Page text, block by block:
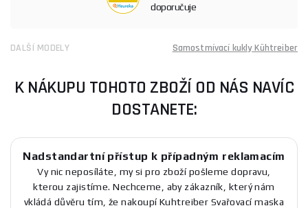
doporučuje
DALŠÍ MODELY Samostmívací kukly Kühtreiber
K NÁKUPU TOHOTO ZBOŽÍ OD NÁS NAVÍC
DOSTANETE:
Nadstandartní přístup k případným reklamacím
Vy nic neposíláte, my si pro zboží pošleme dopravu,
kterou zajistíme. Nechceme, aby zákazník, který nám
vkládá důvěru tím, že nakoupí Kuhtreiber Svařovací maska